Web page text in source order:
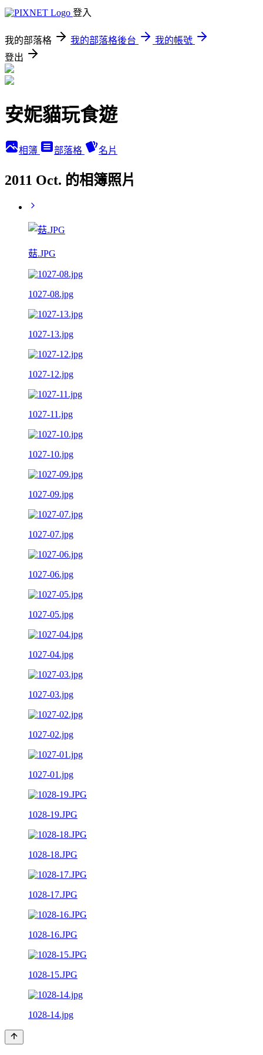
登入
我的部落格 我的部落格後台
我的帳號
登出
安妮貓玩食遊
相簿 部落格 名片
2011 Oct. 的相簿照片
菇.JPG
1027-08.jpg
1027-13.jpg
1027-12.jpg
1027-11.jpg
1027-10.jpg
1027-09.jpg
1027-07.jpg
1027-06.jpg
1027-05.jpg
1027-04.jpg
1027-03.jpg
1027-02.jpg
1027-01.jpg
1028-19.JPG
1028-18.JPG
1028-17.JPG
1028-16.JPG
1028-15.JPG
1028-14.jpg